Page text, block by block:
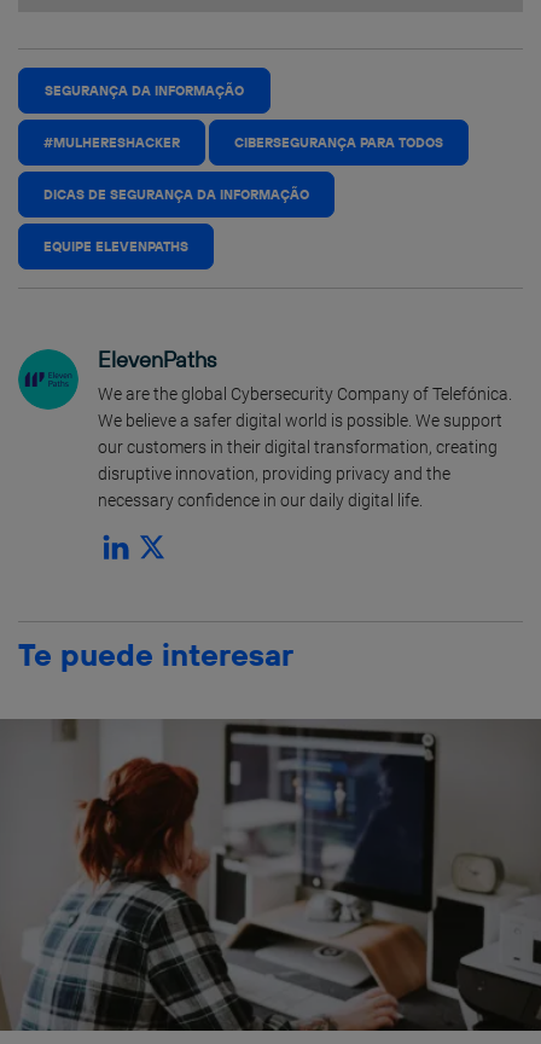
SEGURANÇA DA INFORMAÇÃO
#MULHERESHACKER CIBERSEGURANÇA PARA TODOS
DICAS DE SEGURANÇA DA INFORMAÇÃO
EQUIPE ELEVENPATHS
ElevenPaths
We are the global Cybersecurity Company of Telefónica.
We believe a safer digital world is possible. We support
our customers in their digital transformation, creating
disruptive innovation, providing privacy and the
necessary confidence in our daily digital life.
Te puede interesar